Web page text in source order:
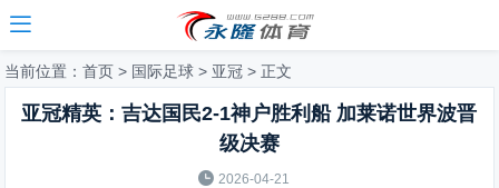

当前位置：首页 > 国际足球 > 亚冠 > 正文
亚冠精英：吉达国民2-1神户胜利船 加莱诺世界波晋
级决赛
 2026-04-21